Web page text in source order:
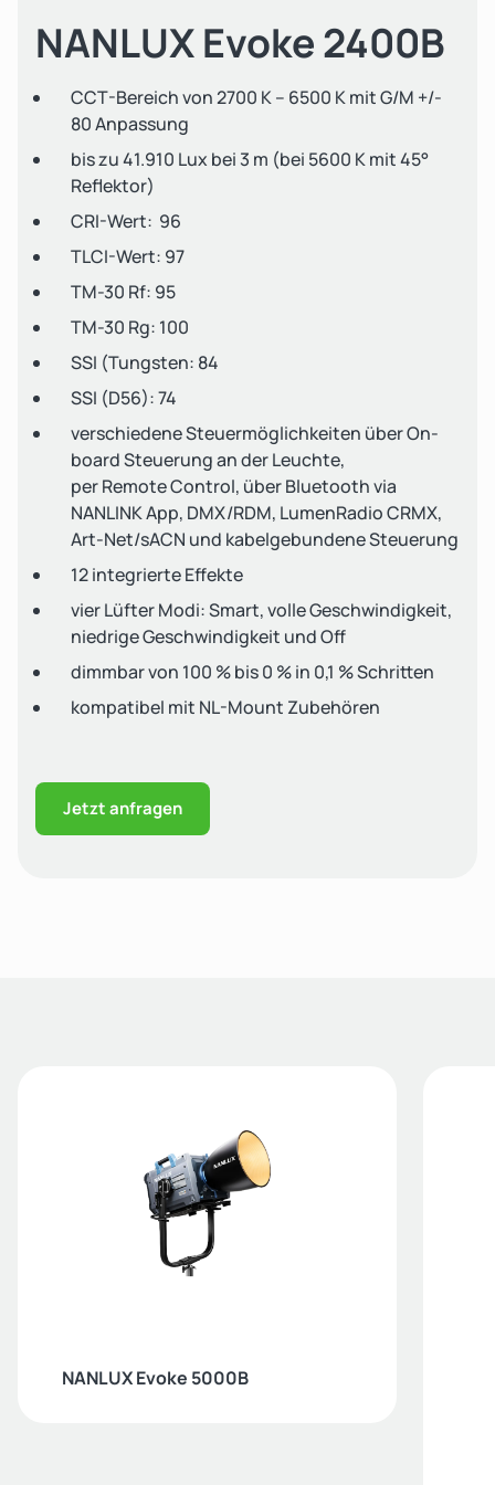
NANLUX Evoke 2400B
CCT-Bereich von 2700 K – 6500 K mit G/M +/-
80 Anpassung
bis zu 41.910 Lux bei 3 m (bei 5600 K mit 45°
Reflektor)
CRI-Wert: 96
TLCI-Wert: 97
TM-30 Rf: 95
TM-30 Rg: 100
SSI (Tungsten: 84
SSI (D56): 74
verschiedene Steuermöglichkeiten über On-
board Steuerung an der Leuchte,
per Remote Control, über Bluetooth via
NANLINK App, DMX/RDM, LumenRadio CRMX,
Art-Net/sACN und kabelgebundene Steuerung
12 integrierte Effekte
vier Lüfter Modi: Smart, volle Geschwindigkeit,
niedrige Geschwindigkeit und Off
dimmbar von 100 % bis 0 % in 0,1 % Schritten
kompatibel mit NL-Mount Zubehören
Jetzt anfragen
NANLUX Evoke 5000B